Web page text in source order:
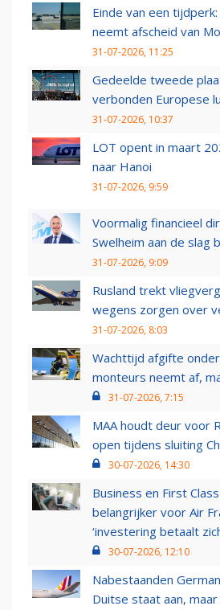
Einde van een
neemt afscheid van
31-07-2026, 11:25
Gedeelde tweede
verbonden Europese
31-07-2026, 10:37
LOT opent in maart
naar Hanoi
31-07-2026, 9:59
Voormalig financieel
Swelheim aan de slag
31-07-2026, 9:09
Rusland trekt
wegens zorgen over
31-07-2026, 8:03
Wachttijd afgifte
monteurs neemt af,
31-07-2026, 7:15
MAA houdt deur voor
open tijdens sluiting
30-07-2026, 14:30
Business en First
belangrijker voor Air
‘investering betaalt
30-07-2026, 12:10
Nabestaanden
Duitse staat aan,